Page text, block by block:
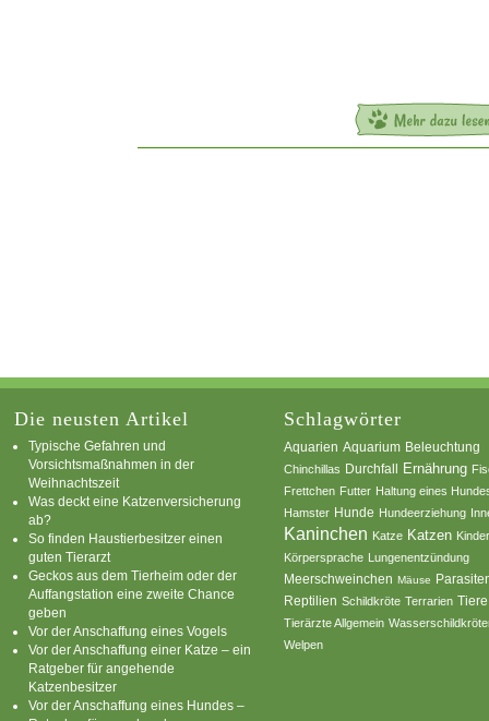
Die neusten Artikel
Typische Gefahren und
Vorsichtsmaßnahmen in der
Weihnachtszeit
Was deckt eine Katzenversicherung
ab?
So finden Haustierbesitzer einen
guten Tierarzt
Geckos aus dem Tierheim oder der
Auffangstation eine zweite Chance
geben
Vor der Anschaffung eines Vogels
Vor der Anschaffung einer Katze – ein
Ratgeber für angehende
Katzenbesitzer
Vor der Anschaffung eines Hundes –
Schlagwörter
Aquarien Aquarium Beleuchtung
Chinchillas Durchfall Ernährung
Frettchen Futter Haltung eines
Hamster Hunde Hundeerziehung
Kaninchen Katze Katzen
Körpersprache Lungenentzündung
Meerschweinchen Mäuse
Reptilien Schildkröte Terrarien Tiere
Tierärzte Allgemein
Welpen